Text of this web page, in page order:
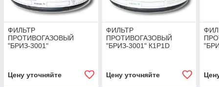
ФИЛЬТР
ПРОТИВОГАЗОВЫЙ
"БРИЗ-3001"
Цену уточняйте
ФИЛЬТР
ПРОТИВОГАЗОВЫЙ
"БРИЗ-3001" К1Р1D
Цену уточняйте